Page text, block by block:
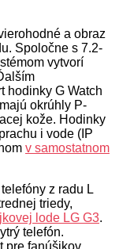
a obraz
Spoločne s 7.2-
vytvorí
hodinky G Watch
okrúhly P-
kože. Hodinky
i vode (IP
v samostatnom
z radu L
triedy,
lode LG G3.
telefón.
pre fanúšikov